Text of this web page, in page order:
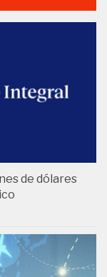
de dólares